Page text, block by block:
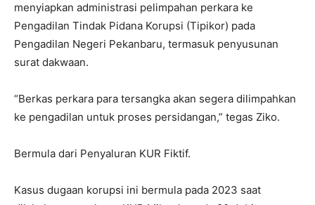
menyiapkan administrasi pelimpahan perkara ke
Pengadilan Tindak Pidana Korupsi (Tipikor) pada
Pengadilan Negeri Pekanbaru, termasuk penyusunan
surat dakwaan.
“Berkas perkara para tersangka akan segera dilimpahkan
ke pengadilan untuk proses persidangan,” tegas Ziko.
Bermula dari Penyaluran KUR Fiktif.
Kasus dugaan korupsi ini bermula pada 2023 saat